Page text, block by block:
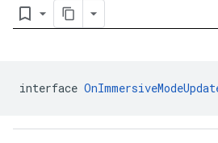
bookmark_border
interface